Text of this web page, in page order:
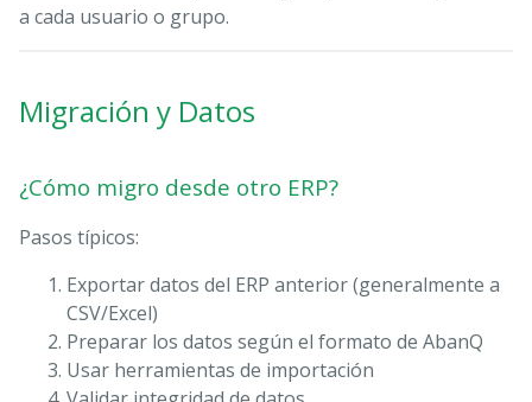
a cada usuario o grupo.
Migración y Datos
¿Cómo migro desde otro ERP?
Pasos típicos:
Exportar datos del ERP anterior (generalmente a
CSV/Excel)
Preparar los datos según el formato de AbanQ
Usar herramientas de importación